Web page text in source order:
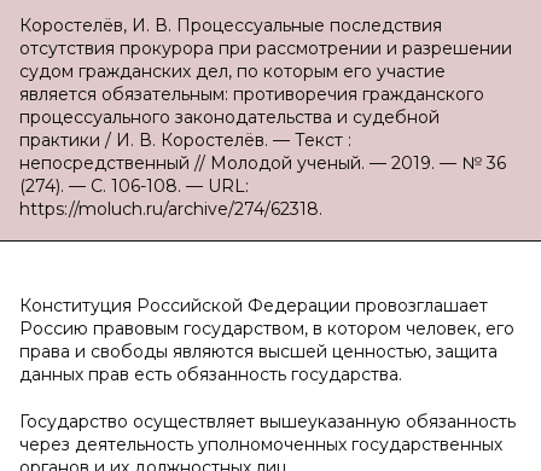
Коростелёв, И. В. Процессуальные последствия
отсутствия прокурора при рассмотрении и разрешении
судом гражданских дел, по которым его участие
является обязательным: противоречия гражданского
процессуального законодательства и судебной
практики / И. В. Коростелёв. — Текст :
непосредственный // Молодой ученый. — 2019. — № 36
(274). — С. 106-108. — URL:
https://moluch.ru/archive/274/62318.
Конституция Российской Федерации провозглашает
Россию правовым государством, в котором человек, его
права и свободы являются высшей ценностью, защита
данных прав есть обязанность государства.
Государство осуществляет вышеуказанную обязанность
через деятельность уполномоченных государственных